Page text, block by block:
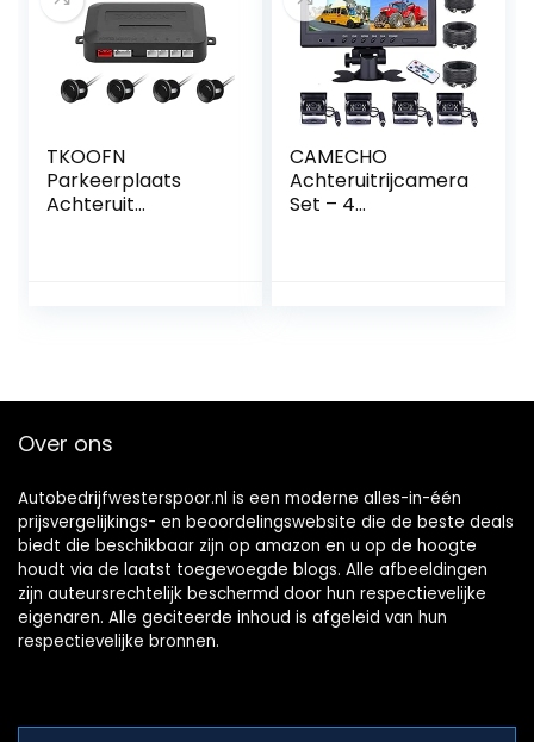
TKOOFN
Parkeerplaats
Achteruit
CAMECHO
Achteruitrijcamera
Set – 4
Over ons
Autobedrijfwesterspoor.nl is een moderne alles-in-één
prijsvergelijkings- en beoordelingswebsite die de beste deals
biedt die beschikbaar zijn op amazon en u op de hoogte
houdt via de laatst toegevoegde blogs. Alle afbeeldingen
zijn auteursrechtelijk beschermd door hun respectievelijke
eigenaren. Alle geciteerde inhoud is afgeleid van hun
respectievelijke bronnen.